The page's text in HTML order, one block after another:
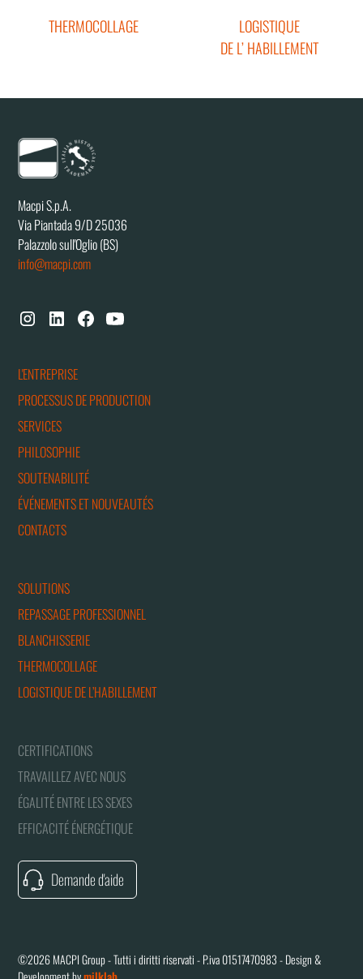
THERMOCOLLAGE
LOGISTIQUE
DE L’ HABILLEMENT
Macpi S.p.A.
Via Piantada 9/D 25036
Palazzolo sull'Oglio (BS)
info@macpi.com
L'ENTREPRISE
PROCESSUS DE PRODUCTION
SERVICES
PHILOSOPHIE
SOUTENABILITÉ
ÉVÉNEMENTS ET NOUVEAUTÉS
CONTACTS
SOLUTIONS
REPASSAGE PROFESSIONNEL
BLANCHISSERIE
THERMOCOLLAGE
LOGISTIQUE DE L’HABILLEMENT
CERTIFICATIONS
TRAVAILLEZ AVEC NOUS
ÉGALITÉ ENTRE LES SEXES
EFFICACITÉ ÉNERGÉTIQUE
Demande d'aide
©2026 MACPI Group - Tutti i diritti riservati - P.iva 01517470983 - Design &